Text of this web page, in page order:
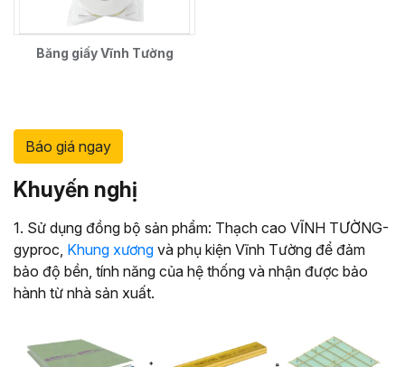
Băng giấy Vĩnh Tường
Báo giá ngay
Khuyến nghị
1. Sử dụng đồng bộ sản phẩm: Thạch cao VĨNH TƯỜNG-
gyproc, Khung xương và phụ kiện Vĩnh Tường để đảm
bảo độ bền, tính năng của hệ thống và nhận được bảo
hành từ nhà sản xuất.